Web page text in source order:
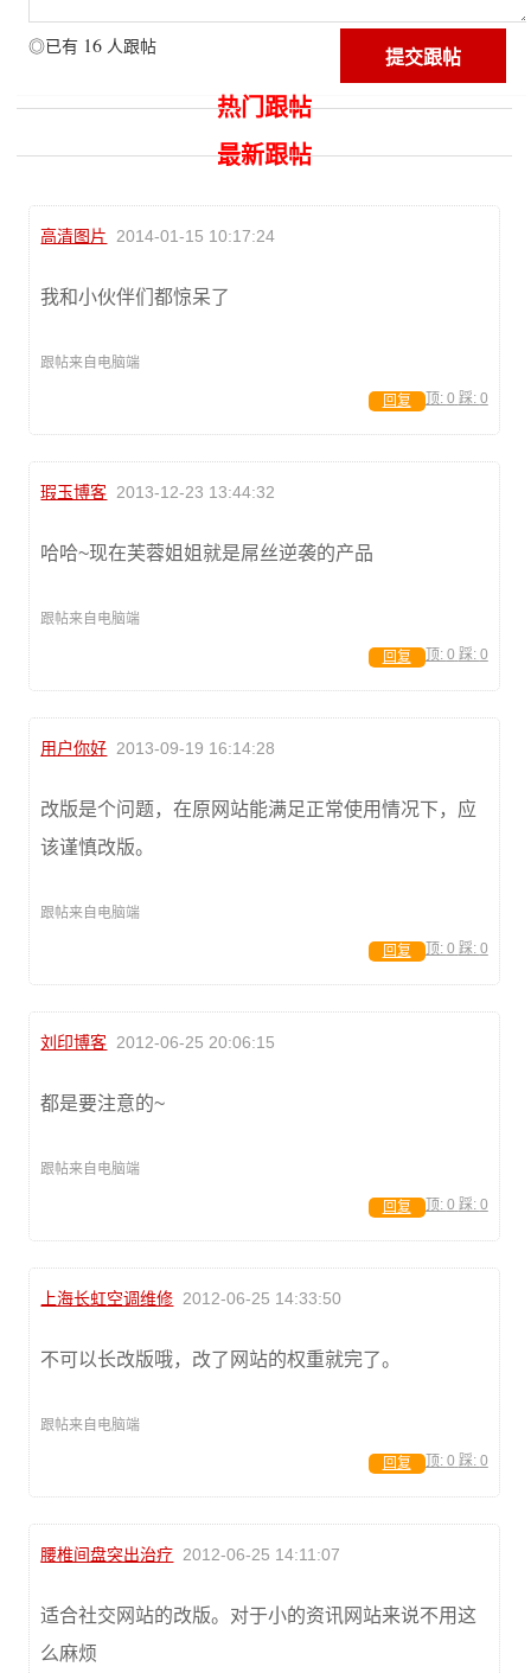
◎已有 16 人跟帖
热门跟帖
最新跟帖
高清图片 2014-01-15 10:17:24
我和小伙伴们都惊呆了
跟帖来自电脑端
顶: 0 踩: 0
回复
瑕玉博客 2013-12-23 13:44:32
哈哈~现在芙蓉姐姐就是屌丝逆袭的产品
跟帖来自电脑端
顶: 0 踩: 0
回复
用户你好 2013-09-19 16:14:28
改版是个问题，在原网站能满足正常使用情况下，应
该谨慎改版。
跟帖来自电脑端
顶: 0 踩: 0
回复
刘印博客 2012-06-25 20:06:15
都是要注意的~
跟帖来自电脑端
顶: 0 踩: 0
回复
上海长虹空调维修 2012-06-25 14:33:50
不可以长改版哦，改了网站的权重就完了。
跟帖来自电脑端
顶: 0 踩: 0
回复
腰椎间盘突出治疗 2012-06-25 14:11:07
适合社交网站的改版。对于小的资讯网站来说不用这
么麻烦